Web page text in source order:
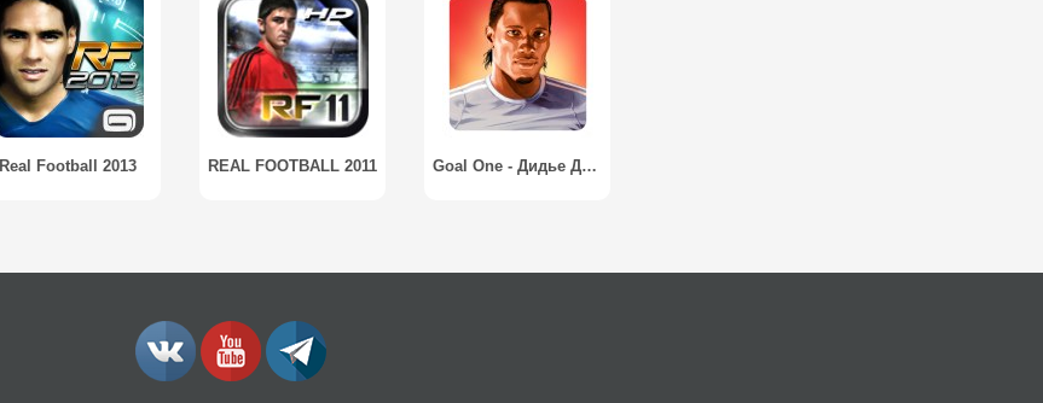
Real Football 2013 REAL FOOTBALL 2011 Goal One - Дидье Дрогба / Goal One - Didier Drogba